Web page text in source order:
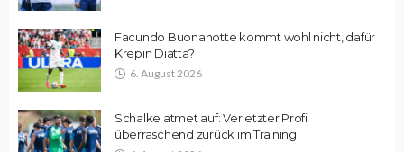
Facundo Buonanotte kommt wohl nicht, dafür
Krepin Diatta?
6. August 2026
Schalke atmet auf: Verletzter Profi
überraschend zurück im Training